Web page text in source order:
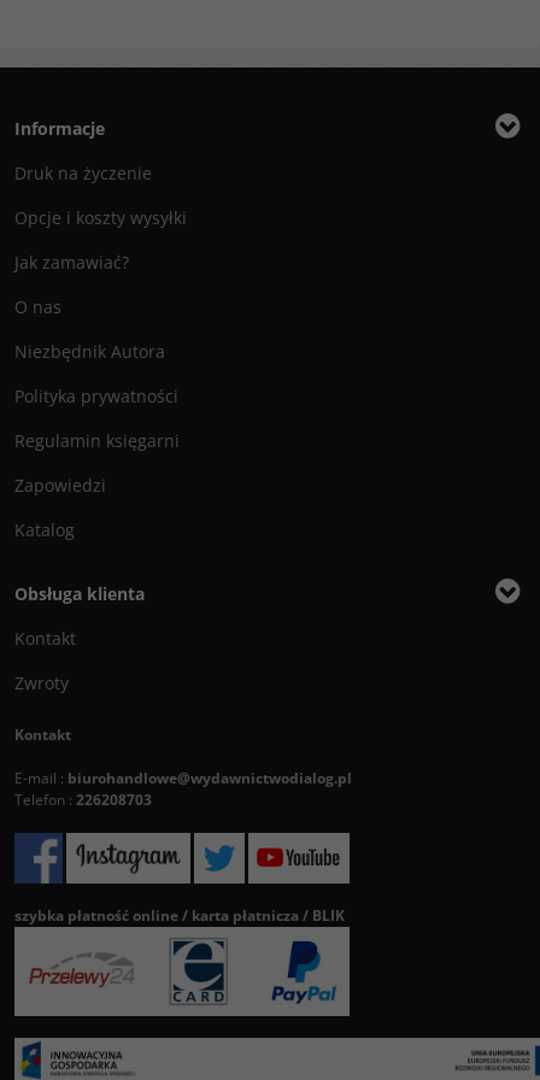
Informacje
Druk na życzenie
Opcje i koszty wysyłki
Jak zamawiać?
O nas
Niezbędnik Autora
Polityka prywatności
Regulamin księgarni
Zapowiedzi
Katalog
Obsługa klienta
Kontakt
Zwroty
Kontakt
E-mail : biurohandlowe@wydawnictwodialog.pl
Telefon : 226208703
szybka płatność online / karta płatnicza / BLIK